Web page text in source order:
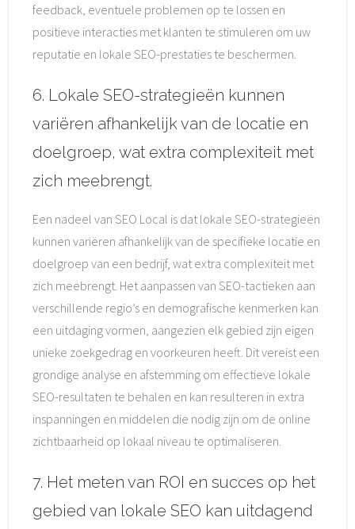
feedback, eventuele problemen op te lossen en
positieve interacties met klanten te stimuleren om uw
reputatie en lokale SEO-prestaties te beschermen.
6. Lokale SEO-strategieën kunnen
variëren afhankelijk van de locatie en
doelgroep, wat extra complexiteit met
zich meebrengt.
Een nadeel van SEO Local is dat lokale SEO-strategieën
kunnen variëren afhankelijk van de specifieke locatie en
doelgroep van een bedrijf, wat extra complexiteit met
zich meebrengt. Het aanpassen van SEO-tactieken aan
verschillende regio’s en demografische kenmerken kan
een uitdaging vormen, aangezien elk gebied zijn eigen
unieke zoekgedrag en voorkeuren heeft. Dit vereist een
grondige analyse en afstemming om effectieve lokale
SEO-resultaten te behalen en kan resulteren in extra
inspanningen en middelen die nodig zijn om de online
zichtbaarheid op lokaal niveau te optimaliseren.
7. Het meten van ROI en succes op het
gebied van lokale SEO kan uitdagend